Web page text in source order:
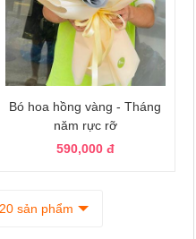
Bó hoa hồng vàng - Tháng
năm rực rỡ
590,000 đ
sản phẩm